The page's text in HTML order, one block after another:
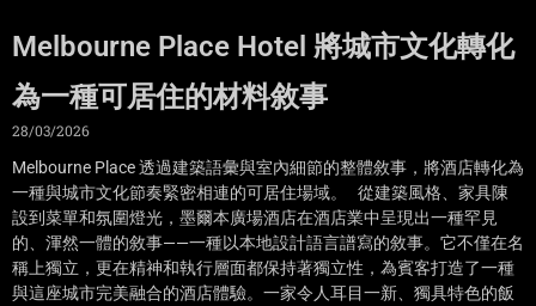
Melbourne Place Hotel 將城市文化轉化
為一種可居住的材料敘事
28/03/2026
Melbourne Place 透過建築語彙與室內細節的整體敘事，將酒店轉化為
一種與城市文化節奏緊密相連的可居住場域。 從建築風格、家具陳
設到菜單和氛圍燈光，墨爾本廣場酒店在酒店業中呈現出一種罕見
的、渾然一體的敘事——一種以本地設計語言譜寫的敘事。它不僅在名
稱上獨立，更在精神和執行層面都保持著獨立性，為賓客打造了一種
與這座城市完美融合的酒店體驗。一家令人耳目一新、獨具特色的飯